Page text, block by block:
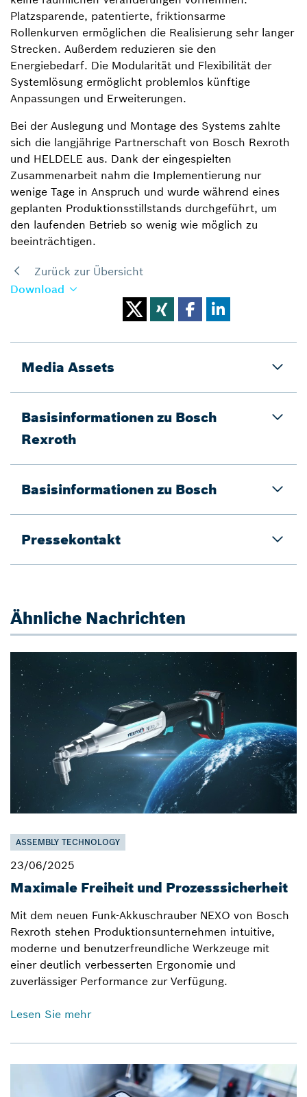
Platzsparende, patentierte, friktionsarme
Rollenkurven ermöglichen die Realisierung sehr langer
Strecken. Außerdem reduzieren sie den
Energiebedarf. Die Modularität und Flexibilität der
Systemlösung ermöglicht problemlos künftige
Anpassungen und Erweiterungen.
Bei der Auslegung und Montage des Systems zahlte
sich die langjährige Partnerschaft von Bosch Rexroth
und HELDELE aus. Dank der eingespielten
Zusammenarbeit nahm die Implementierung nur
wenige Tage in Anspruch und wurde während eines
geplanten Produktionsstillstands durchgeführt, um
den laufenden Betrieb so wenig wie möglich zu
beeinträchtigen.
Zurück zur Übersicht
Download
Media Assets
Basisinformationen zu Bosch
Rexroth
Basisinformationen zu Bosch
Pressekontakt
Ähnliche Nachrichten
ASSEMBLY TECHNOLOGY
23/06/2025
Maximale Freiheit und Prozesssicherheit
Mit dem neuen Funk-Akkuschrauber NEXO von Bosch
Rexroth stehen Produktionsunternehmen intuitive,
moderne und benutzerfreundliche Werkzeuge mit
einer deutlich verbesserten Ergonomie und
zuverlässiger Performance zur Verfügung.
Lesen Sie mehr